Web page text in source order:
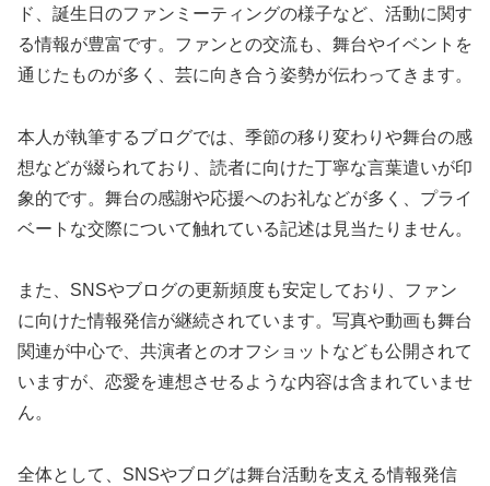
ド、誕生日のファンミーティングの様子など、活動に関す
る情報が豊富です。ファンとの交流も、舞台やイベントを
通じたものが多く、芸に向き合う姿勢が伝わってきます。
本人が執筆するブログでは、季節の移り変わりや舞台の感
想などが綴られており、読者に向けた丁寧な言葉遣いが印
象的です。舞台の感謝や応援へのお礼などが多く、プライ
ベートな交際について触れている記述は見当たりません。
また、SNSやブログの更新頻度も安定しており、ファン
に向けた情報発信が継続されています。写真や動画も舞台
関連が中心で、共演者とのオフショットなども公開されて
いますが、恋愛を連想させるような内容は含まれていませ
ん。
全体として、SNSやブログは舞台活動を支える情報発信